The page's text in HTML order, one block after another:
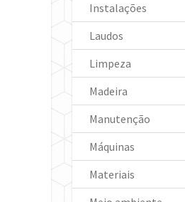
Instalações
Laudos
Limpeza
Madeira
Manutenção
Máquinas
Materiais